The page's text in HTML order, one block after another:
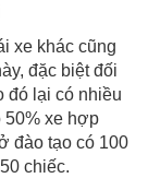
xe khác cũng
đặc biệt đối
đó lại có nhiều
50% xe hợp
đào tạo có 100
chiếc.